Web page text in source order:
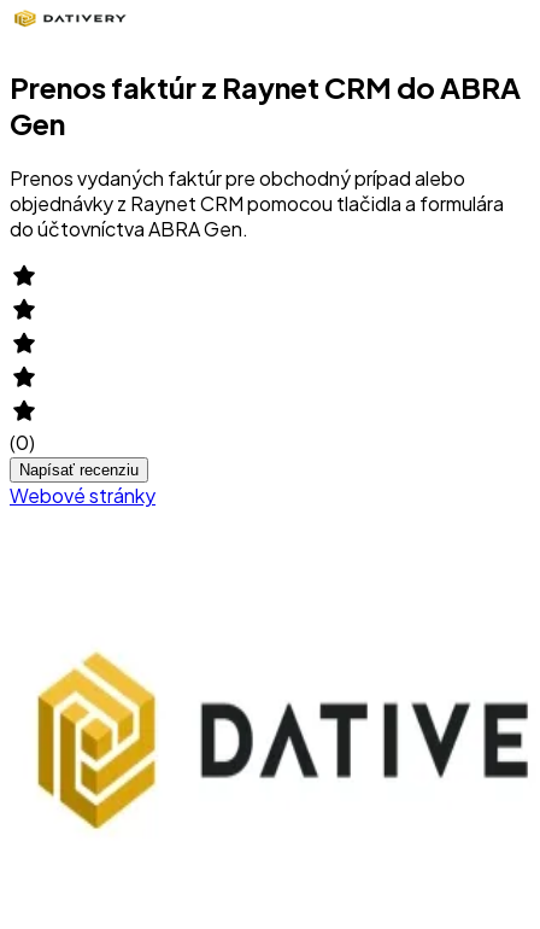
Prenos faktúr z Raynet CRM do ABRA
Gen
Prenos vydaných faktúr pre obchodný prípad alebo
objednávky z Raynet CRM pomocou tlačidla a formulára
do účtovníctva ABRA Gen.
(0)
Napísať recenziu
Webové stránky